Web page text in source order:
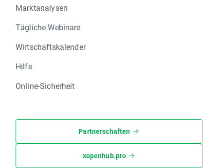
Marktanalysen
Tägliche Webinare
Wirtschaftskalender
Hilfe
Online-Sicherheit
Partnerschaften
xopenhub.pro